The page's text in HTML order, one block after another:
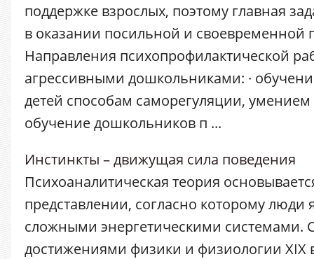
поддержке взрослых, поэтому главная
в оказании посильной и своевременной
Направления психопрофилактической
агрессивными дошкольниками: ·
детей способам саморегуляции, умением
обучение дошкольников п ...
Инстинкты – движущая сила поведения
Психоаналитическая теория
представлении, согласно которому люди
сложными энергетическими системами.
достижениями физики и физиологии XIX